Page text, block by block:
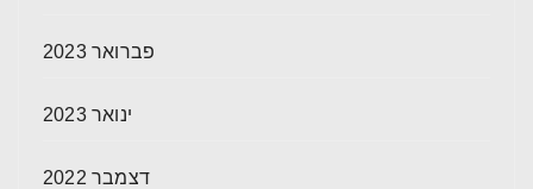
פברואר 2023
ינואר 2023
דצמבר 2022